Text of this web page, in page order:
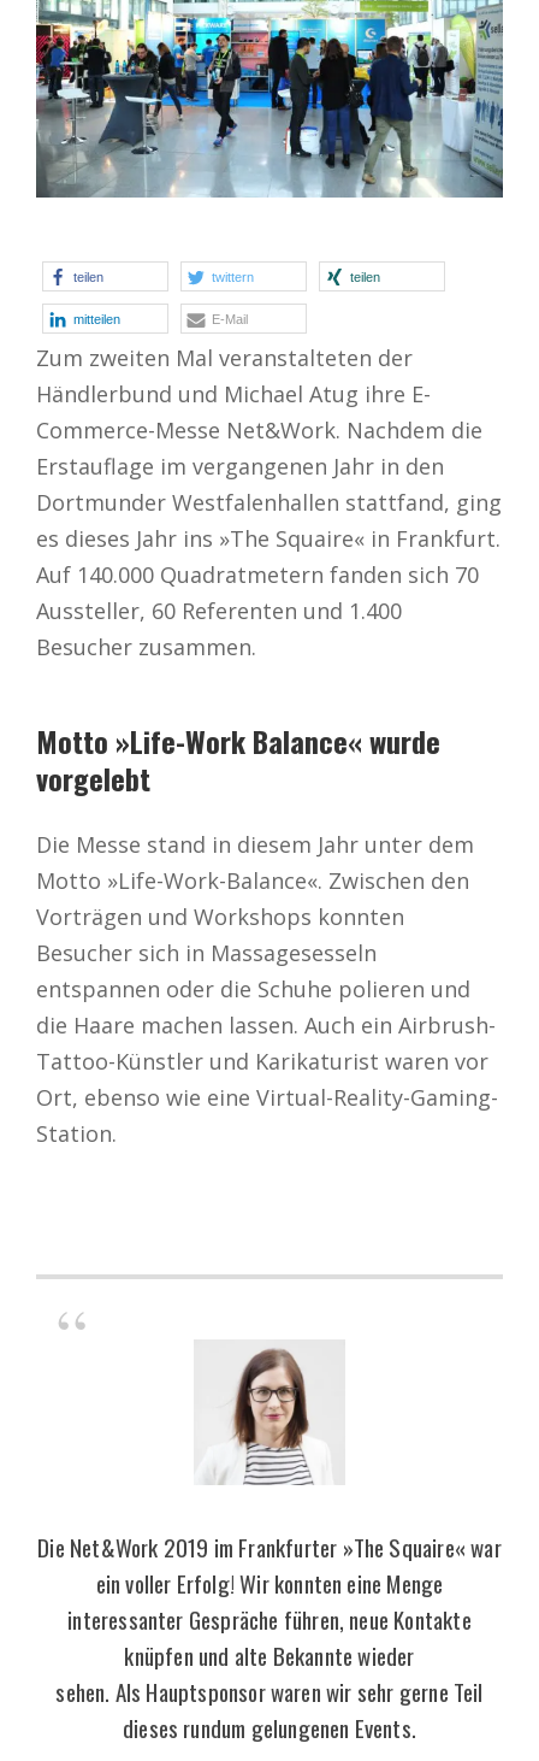
teilen twittern teilen
mitteilen E-Mail
Zum zweiten Mal veranstalteten der
Händlerbund und Michael Atug ihre E-
Commerce-Messe Net&Work. Nachdem die
Erstauflage im vergangenen Jahr in den
Dortmunder Westfalenhallen stattfand, ging
es dieses Jahr ins »The Squaire« in Frankfurt.
Auf 140.000 Quadratmetern fanden sich 70
Aussteller, 60 Referenten und 1.400
Besucher zusammen.
Motto »Life-Work Balance« wurde
vorgelebt
Die Messe stand in diesem Jahr unter dem
Motto »Life-Work-Balance«. Zwischen den
Vorträgen und Workshops konnten
Besucher sich in Massagesesseln
entspannen oder die Schuhe polieren und
die Haare machen lassen. Auch ein Airbrush-
Tattoo-Künstler und Karikaturist waren vor
Ort, ebenso wie eine Virtual-Reality-Gaming-
Station.
Die Net&Work 2019 im Frankfurter »The Squaire« war
ein voller Erfolg! Wir konnten eine Menge
interessanter Gespräche führen, neue Kontakte
knüpfen und alte Bekannte wieder
sehen. Als Hauptsponsor waren wir sehr gerne Teil
dieses rundum gelungenen Events.